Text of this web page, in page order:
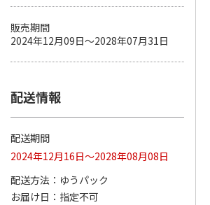
ペット線香 虹のか
なた フルーティフ
ローラルの香り
590円
(送料別・税込)
えBOX とりささ…
380円
(送料別・税込)
販売期間
2024年12月09日～2028年07月31日
配送情報
配送期間
2024年12月16日～2028年08月08日
配送方法
ゆうパック
お届け日
指定不可